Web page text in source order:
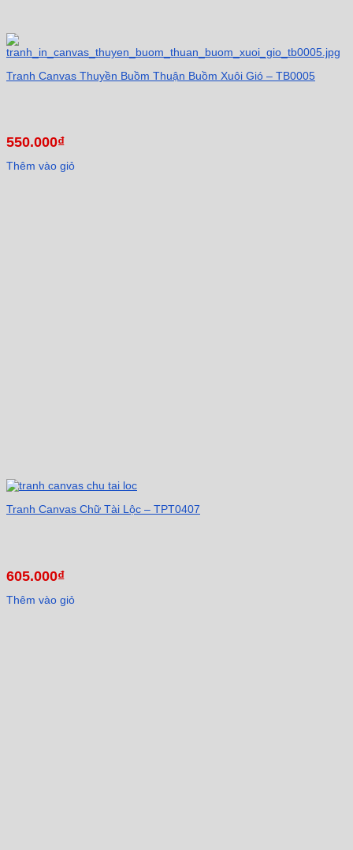
Tranh Canvas Thuyền Buồm Thuận Buồm Xuôi Gió – TB0005
550.000₫
Thêm vào giỏ
Tranh Canvas Chữ Tài Lộc – TPT0407
605.000₫
Thêm vào giỏ